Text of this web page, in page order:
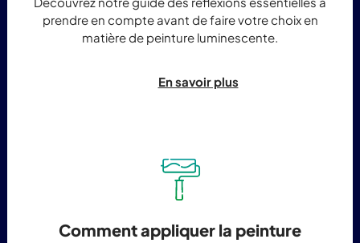
prendre en compte avant de faire votre choix en
matière de peinture luminescente.
En savoir plus
Comment appliquer la peinture